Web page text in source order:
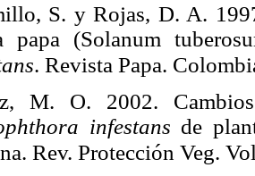
S. y Rojas, D. A.
papa (Solanum
. Revista Papa.
M. O. 2002.
infestans de
Rev. Protección Veg.